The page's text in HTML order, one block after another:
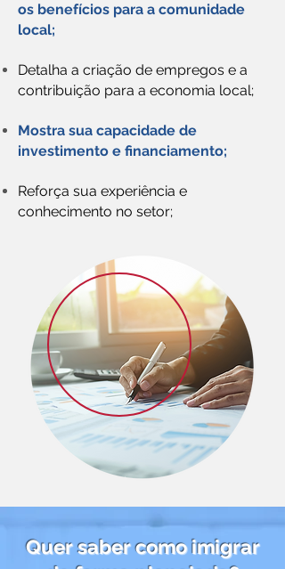
os benefícios para a comunidade
local;
Detalha a criação de empregos e a
contribuição para a economia local;
Mostra sua capacidade de
investimento e financiamento;
Reforça sua experiência e
conhecimento no setor;
Quer saber como imigrar